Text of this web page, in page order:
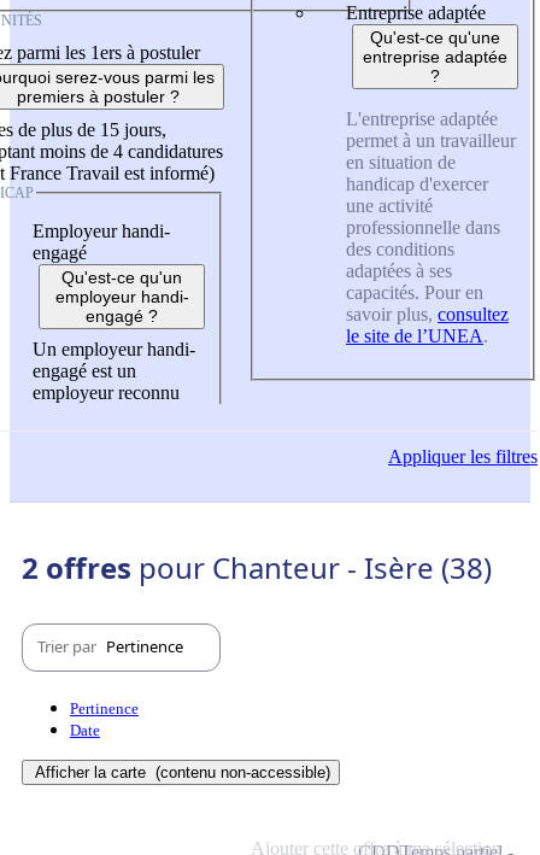
parmi les 1ers à postuler
serez-vous parmi les
premiers à postuler ?
de plus de 15 jours,
moins de 4 candidatures
France Travail est informé)
Employeur handi-
engagé
Qu'est-ce qu'un
employeur handi-
engagé ?
Un employeur handi-
engagé est un
employeur reconnu
Entreprise adaptée
Qu'est-ce qu'une
entreprise adaptée
?
L'entreprise adaptée
permet à un travailleur
en situation de
handicap d'exercer
une activité
professionnelle dans
des conditions
adaptées à ses
capacités. Pour en
savoir plus, consultez
le site de l’UNEA.
Appliquerles filtres
2 offres pour Chanteur - Isère (38)
Trier par Pertinence
Pertinence
Date
Afficher la carte (contenu non-accessible)
Ajouter cette offre à ma sélection